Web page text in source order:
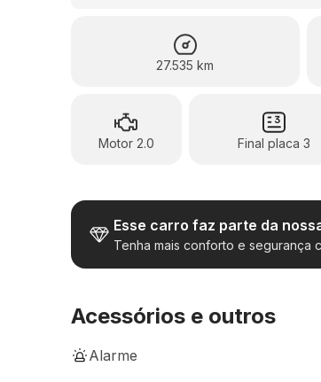
27.535 km
Motor 2.0 Final placa 3
Esse carro faz parte da
Tenha mais conforto e segurança
Acessórios e outros
Alarme